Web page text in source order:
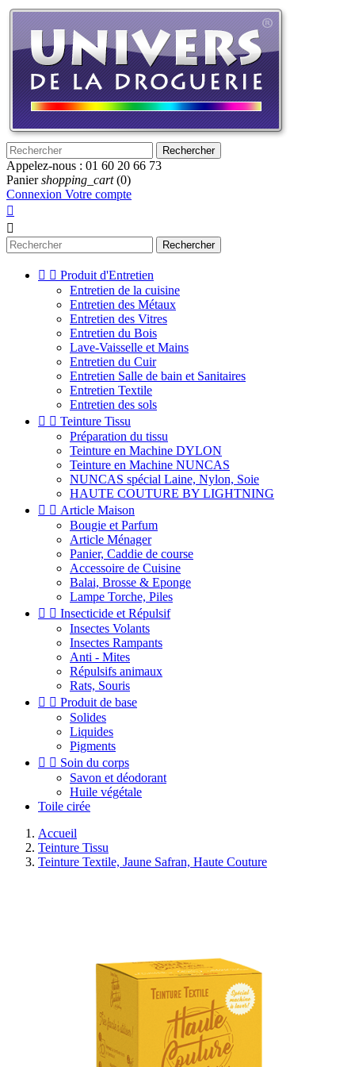
Rechercher
Appelez-nous : 01 60 20 66 73
Panier shopping_cart (0)
Connexion Votre compte


Rechercher
  Produit d'Entretien
Entretien de la cuisine
Entretien des Métaux
Entretien des Vitres
Entretien du Bois
Lave-Vaisselle et Mains
Entretien du Cuir
Entretien Salle de bain et Sanitaires
Entretien Textile
Entretien des sols
  Teinture Tissu
Préparation du tissu
Teinture en Machine DYLON
Teinture en Machine NUNCAS
NUNCAS spécial Laine, Nylon, Soie
HAUTE COUTURE BY LIGHTNING
  Article Maison
Bougie et Parfum
Article Ménager
Panier, Caddie de course
Accessoire de Cuisine
Balai, Brosse & Eponge
Lampe Torche, Piles
  Insecticide et Répulsif
Insectes Volants
Insectes Rampants
Anti - Mites
Répulsifs animaux
Rats, Souris
  Produit de base
Solides
Liquides
Pigments
  Soin du corps
Savon et déodorant
Huile végétale
Toile cirée
Accueil
Teinture Tissu
Teinture Textile, Jaune Safran, Haute Couture